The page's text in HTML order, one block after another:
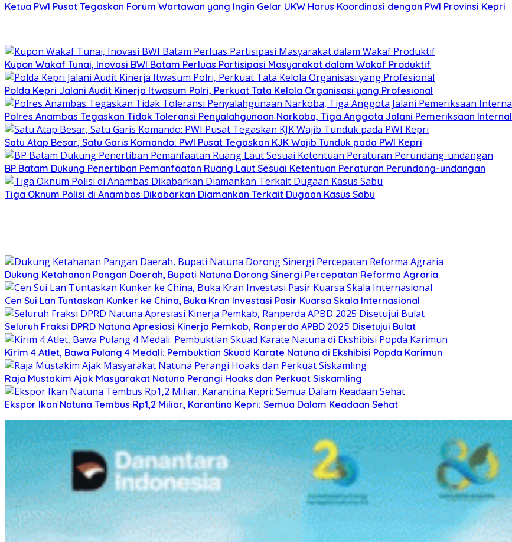
Ketua PWI Pusat Tegaskan Forum Wartawan yang Ingin Gelar UKW Harus Koordinasi dengan PWI Provinsi Kepri
Kupon Wakaf Tunai, Inovasi BWI Batam Perluas Partisipasi Masyarakat dalam Wakaf Produktif
Polda Kepri Jalani Audit Kinerja Itwasum Polri, Perkuat Tata Kelola Organisasi yang Profesional
Polres Anambas Tegaskan Tidak Toleransi Penyalahgunaan Narkoba, Tiga Anggota Jalani Pemeriksaan Internal
Satu Atap Besar, Satu Garis Komando: PWI Pusat Tegaskan KJK Wajib Tunduk pada PWI Kepri
BP Batam Dukung Penertiban Pemanfaatan Ruang Laut Sesuai Ketentuan Peraturan Perundang-undangan
Tiga Oknum Polisi di Anambas Dikabarkan Diamankan Terkait Dugaan Kasus Sabu
Dukung Ketahanan Pangan Daerah, Bupati Natuna Dorong Sinergi Percepatan Reforma Agraria
Cen Sui Lan Tuntaskan Kunker ke China, Buka Kran Investasi Pasir Kuarsa Skala Internasional
Seluruh Fraksi DPRD Natuna Apresiasi Kinerja Pemkab, Ranperda APBD 2025 Disetujui Bulat
Kirim 4 Atlet, Bawa Pulang 4 Medali: Pembuktian Skuad Karate Natuna di Ekshibisi Popda Karimun
Raja Mustakim Ajak Masyarakat Natuna Perangi Hoaks dan Perkuat Siskamling
Ekspor Ikan Natuna Tembus Rp1,2 Miliar, Karantina Kepri: Semua Dalam Keadaan Sehat